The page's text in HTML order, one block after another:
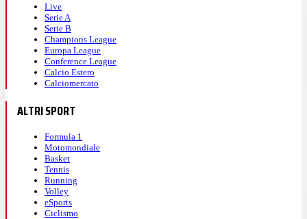
Live
Serie A
Serie B
Champions League
Europa League
Conference League
Calcio Estero
Calciomercato
ALTRI SPORT
Formula 1
Motomondiale
Basket
Tennis
Running
Volley
eSports
Ciclismo